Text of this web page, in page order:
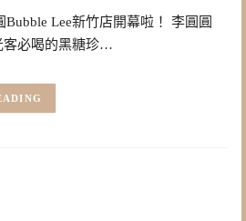
Lee新竹店開幕啦！ 李圓圓
客必喝的黑糖珍…